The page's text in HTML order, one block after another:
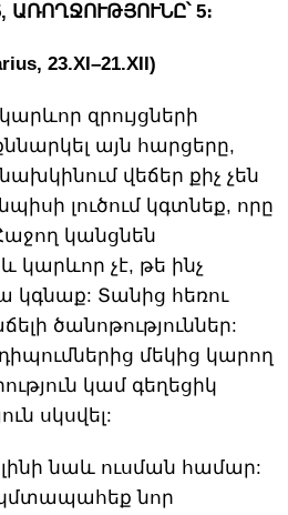
ԱՌՈՂՋՈՒԹՅՈՒՆԸ՝ 5։
23.XI–21.XII)
զրույցների
այն հարցերը,
վեճեր քիչ չեն
լուծում կգտնեք, որը
կանցնեն
և կարևոր չէ, թե ինչ
Տանից հեռու
ծանոթություններ:
մեկից կարող
կամ գեղեցիկ
սկսվել:
նաև ուսման համար:
կմտապահեք նոր